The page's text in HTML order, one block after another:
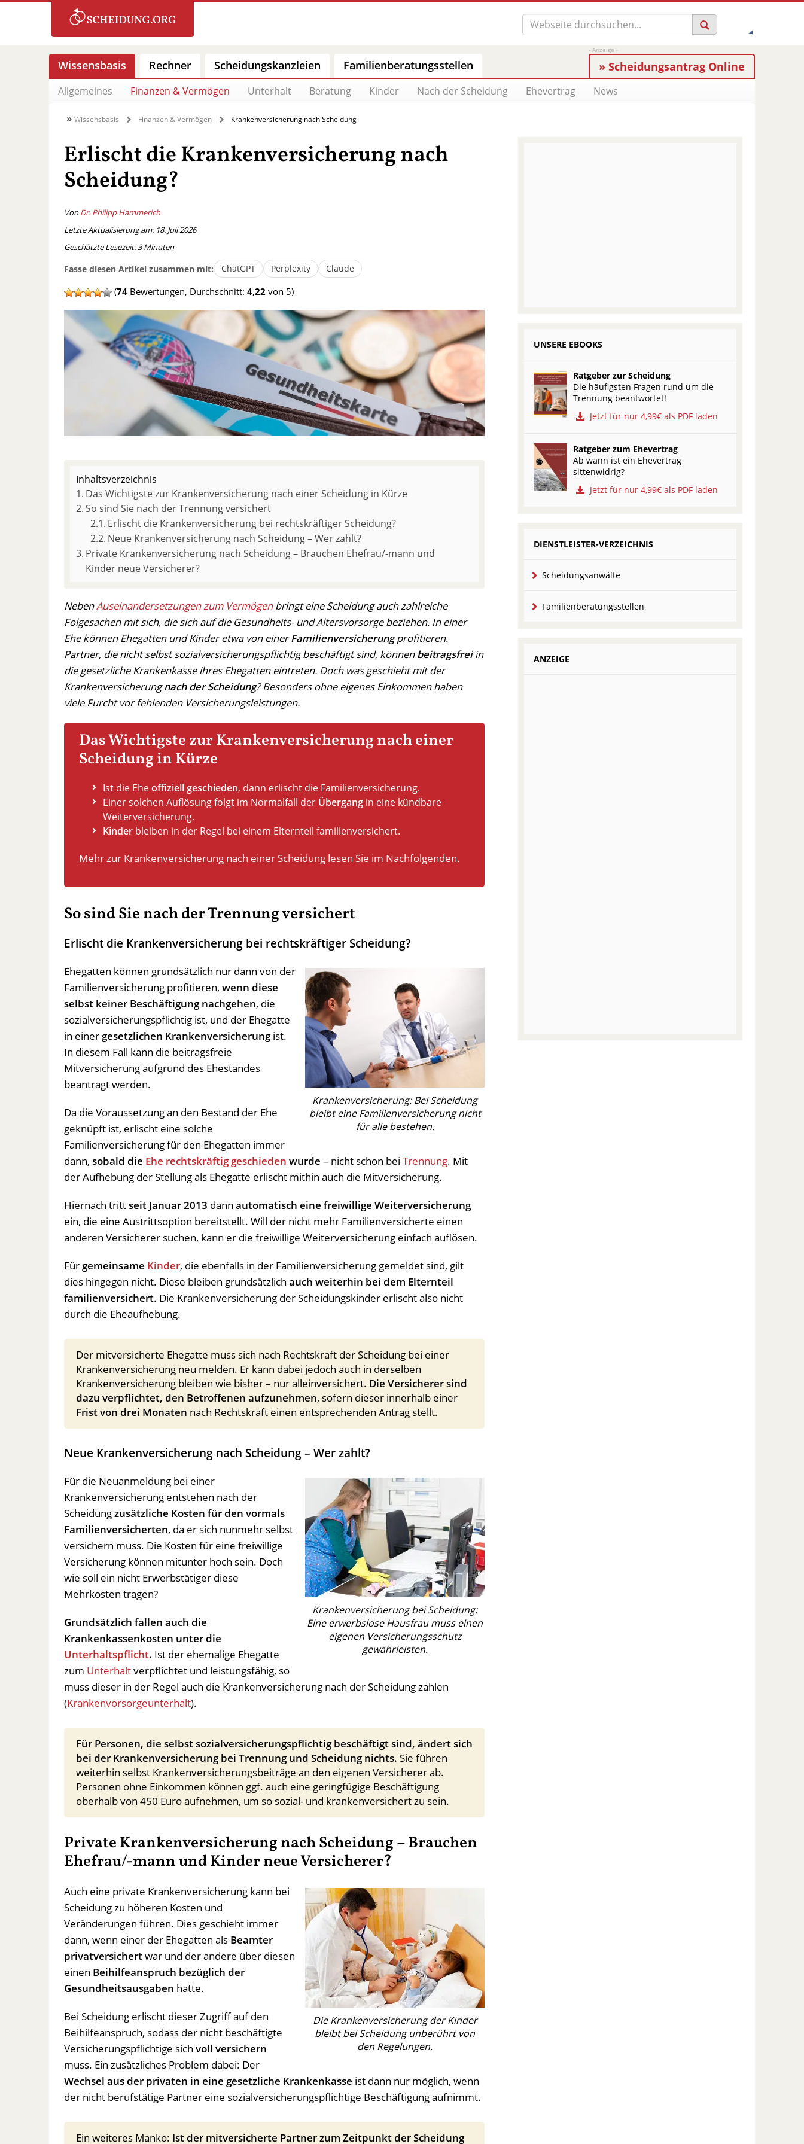
Wissensbasis Rechner Scheidungskanzleien Familienberatungsstellen » Scheidungsantrag Online
Allgemeines Finanzen & Vermögen Unterhalt Beratung Kinder Nach der Scheidung Ehevertrag News
Wissensbasis Finanzen & Vermögen Krankenversicherung nach Scheidung
Erlischt die Krankenversicherung nach
Scheidung?
VonDr. Philipp Hammerich
Letzte Aktualisierung am: 18. Juli 2026
Geschätzte Lesezeit:3 Minuten
Fasse diesen Artikel zusammen mit: ChatGPT Perplexity Claude
(74 Bewertungen, Durchschnitt: 4,22 von 5)
Inhaltsverzeichnis
Das Wichtigste zur Krankenversicherung nach einer Scheidung in Kürze
So sind Sie nach der Trennung versichert
Erlischt die Krankenversicherung bei rechtskräftiger Scheidung?
Neue Krankenversicherung nach Scheidung – Wer zahlt?
Private Krankenversicherung nach Scheidung – Brauchen Ehefrau/-mann und
Kinder neue Versicherer?
NebenAuseinandersetzungen zum Vermögenbringt eine Scheidung auch zahlreiche
Folgesachen mit sich, die sich auf die Gesundheits- und Altersvorsorge beziehen. In einer
Ehe können Ehegatten und Kinder etwa von einerFamilienversicherungprofitieren.
Partner, die nicht selbst sozialversicherungspflichtig beschäftigt sind, könnenbeitragsfreiin
die gesetzliche Krankenkasse ihres Ehegatten eintreten. Doch was geschieht mit der
Krankenversicherungnach der Scheidung? Besonders ohne eigenes Einkommen haben
viele Furcht vor fehlenden Versicherungsleistungen.
Das Wichtigste zur Krankenversicherung nach einer
Scheidung in Kürze
Ist die Eheoffiziell geschieden, dann erlischt die Familienversicherung.
Einer solchen Auflösung folgt im Normalfall der Übergang in eine kündbare
Weiterversicherung.
Kinder bleiben in der Regel bei einem Elternteil familienversichert.
Mehr zur Krankenversicherung nach einer Scheidung lesen Sie im Nachfolgenden.
So sind Sie nach der Trennung versichert
Erlischt die Krankenversicherung bei rechtskräftiger Scheidung?
Krankenversicherung: Bei Scheidung
bleibt eine Familienversicherung nicht
für alle bestehen.
Ehegatten können grundsätzlich nur dann von der
Familienversicherung profitieren, wenn diese
selbst keiner Beschäftigung nachgehen, die
sozialversicherungspflichtig ist, und der Ehegatte
in einer gesetzlichen Krankenversicherungist.
In diesem Fall kann die beitragsfreie
Mitversicherung aufgrund des Ehestandes
beantragt werden.
Da die Voraussetzung an den Bestand der Ehe
geknüpft ist, erlischt eine solche
Familienversicherung für den Ehegatten immer
dann, sobald die Ehe rechtskräftig geschieden wurde – nicht schon bei Trennung. Mit
der Aufhebung der Stellung als Ehegatte erlischt mithin auch die Mitversicherung.
Hiernach trittseit Januar 2013 dann automatisch eine freiwillige Weiterversicherung
ein, die eine Austrittsoption bereitstellt. Will der nicht mehr Familienversicherte einen
anderen Versicherer suchen, kann er die freiwillige Weiterversicherung einfach auflösen.
Für gemeinsame Kinder, die ebenfalls in der Familienversicherung gemeldet sind, gilt
dies hingegen nicht. Diese bleiben grundsätzlich auch weiterhin bei dem Elternteil
familienversichert. Die Krankenversicherung der Scheidungskinder erlischt also nicht
durch die Eheaufhebung.
Der mitversicherte Ehegatte muss sich nach Rechtskraft der Scheidung bei einer
Krankenversicherung neu melden. Er kann dabei jedoch auch in derselben
Krankenversicherung bleiben wie bisher – nur alleinversichert. Die Versicherer sind
dazu verpflichtet, den Betroffenen aufzunehmen, sofern dieser innerhalb einer
Frist von drei Monaten nach Rechtskraft einen entsprechenden Antrag stellt.
Neue Krankenversicherung nach Scheidung – Wer zahlt?
Krankenversicherung bei Scheidung:
Eine erwerbslose Hausfrau muss einen
eigenen Versicherungsschutz
gewährleisten.
Für die Neuanmeldung bei einer
Krankenversicherung entstehen nach der
Scheidungzusätzliche Kosten für den vormals
Familienversicherten, da er sich nunmehr selbst
versichern muss. Die Kosten für eine freiwillige
Versicherung können mitunter hoch sein. Doch
wie soll ein nicht Erwerbstätiger diese
Mehrkosten tragen?
Grundsätzlich fallen auch die
Krankenkassenkosten unter die
Unterhaltspflicht. Ist der ehemalige Ehegatte
zum Unterhaltverpflichtet und leistungsfähig, so
muss dieser in der Regel auch die Krankenversicherung nach der Scheidung zahlen
(Krankenvorsorgeunterhalt).
Für Personen, die selbst sozialversicherungspflichtig beschäftigt sind, ändert sich
bei der Krankenversicherung bei Trennung und Scheidung nichts. Sie führen
weiterhin selbst Krankenversicherungsbeiträge an den eigenen Versicherer ab.
Personen ohne Einkommen können ggf. auch eine geringfügige Beschäftigung
oberhalb von 450 Euro aufnehmen, um so sozial- und krankenversichert zu sein.
Private Krankenversicherung nach Scheidung – Brauchen
Ehefrau/-mann und Kinder neue Versicherer?
Die Krankenversicherung der Kinder
bleibt bei Scheidung unberührt von
den Regelungen.
Auch eine private Krankenversicherung kann bei
Scheidung zu höheren Kosten und
Veränderungen führen. Dies geschieht immer
dann, wenn einer der Ehegatten als Beamter
privatversichertwar und der andere über diesen
einen Beihilfeanspruch bezüglich der
Gesundheitsausgaben hatte.
Bei Scheidung erlischt dieser Zugriff auf den
Beihilfeanspruch, sodass der nicht beschäftigte
Versicherungspflichtige sich voll versichern
muss. Ein zusätzliches Problem dabei: Der
Wechsel aus der privaten in eine gesetzliche Krankenkasse ist dann nur möglich, wenn
der nicht berufstätige Partner eine sozialversicherungspflichtige Beschäftigung aufnimmt.
Ein weiteres Manko: Ist der mitversicherte Partner zum Zeitpunkt der Scheidung
UNSERE EBOOKS
Ratgeber zur Scheidung
Die häufigsten Fragen rund um die
Trennung beantwortet!
Jetzt für nur 4,99€ als PDF laden
Ratgeber zum Ehevertrag
Ab wann ist ein Ehevertrag
sittenwidrig?
Jetzt für nur 4,99€ als PDF laden
DIENSTLEISTER-VERZEICHNIS
Scheidungsanwälte
Familienberatungsstellen
ANZEIGE